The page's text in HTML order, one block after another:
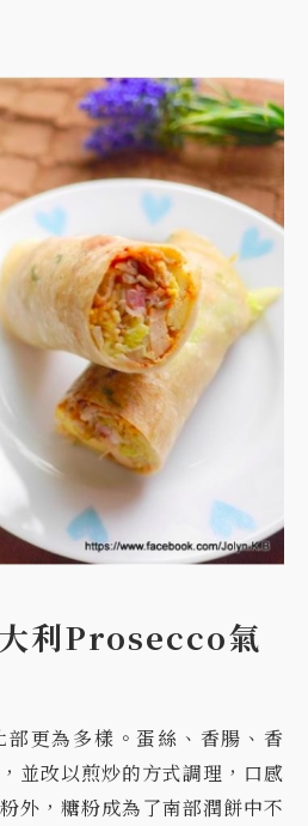
利Prosecco氣
更為多樣。蛋絲、香腸、香
並改以煎炒的方式調理，口感
外，糖粉成為了南部潤餅中不